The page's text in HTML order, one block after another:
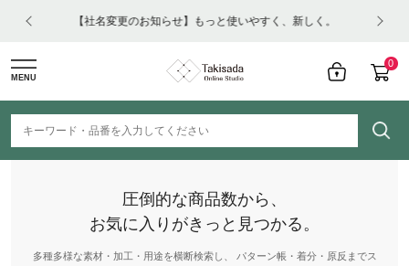
【社名変更のお知らせ】もっと使いやすく、新しく。
0
MENU
圧倒的な商品数から、
お気に入りがきっと見つかる。
多種多様な素材・加工・用途を横断検索し、 パターン帳・着分・原反までス